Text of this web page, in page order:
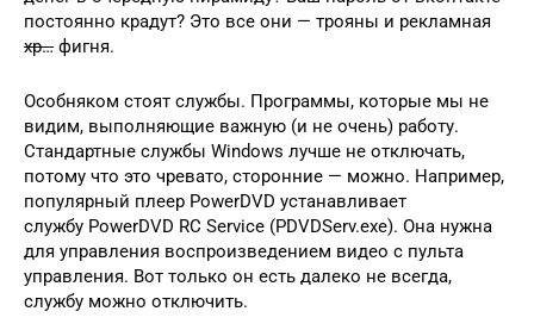
постоянно крадут? Это все они — трояны и рекламная
хр… фигня.
Особняком стоят службы. Программы, которые мы не
видим, выполняющие важную (и не очень) работу.
Стандартные службы Windows лучше не отключать,
потому что это чревато, сторонние — можно. Например,
популярный плеер PowerDVD устанавливает
службу PowerDVD RC Service (PDVDServ.exe). Она нужна
для управления воспроизведением видео с пульта
управления. Вот только он есть далеко не всегда,
службу можно отключить.